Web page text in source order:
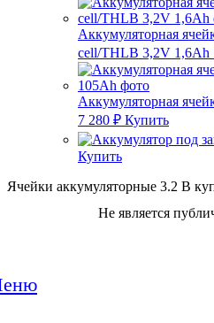
Аккумуляторная
cell/THLB 3,2V 1,6Ah
Аккумуляторная
7 280 ₽ Купить
Купить
Ячейки аккумуляторные 3.2 В
Не является